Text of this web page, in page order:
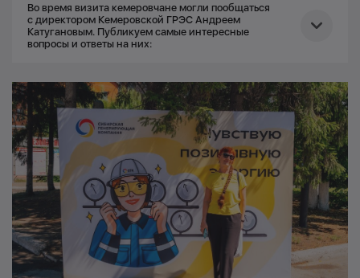
Во время визита кемеровчане могли пообщаться
с директором Кемеровской ГРЭС Андреем
Катугановым. Публикуем самые интересные
вопросы и ответы на них:
Вы сами ее определяете?
— Нет, конечно, не сами. Задание на несение
электрической нагрузки Кемеровская ГРЭС получает от
Системного оператора, с которым в постоянном контакте
находится начальник смены электростанции.
— Что такое золоотвал, зачем он нужен?
— Золоотвал — важное гидротехническое сооружение.
Оно расположено в 5 км от электростанции. Туда
поступают шлак и зола, оставшиеся после сжигания угля.
Система гидрозолоудаления — оборотная. Зола и шлак